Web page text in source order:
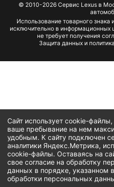
Сайт использует cookie-файлы,
ваше пребывание на нем
удобным. К cайту подключен
аналитики Яндекс.Метрика,
cookie-файлы. Оставаясь на
свое согласие на обработку
данных в порядке, указанном в
обработки персональных
© 2010-2026 Сервис Lexus в
Использование товарного знака
исключительно в информационных
не требует получения
Защита данных и